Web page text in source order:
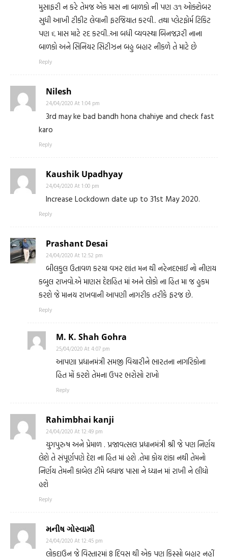
મુસાફરી ન કરે તેમજ એક માસ ના બાળકો ની પણ ૩૧ ઓક્ટોબર
સુધી આખી ટીકીટ લેવાની ફરજિયાત કરવી.. તથા પ્લેટફોર્મ ટિકિટ
પણ ૬ માસ માટે રદ કરવી..આ બધી વ્યવસ્થા બિનજરૂરી નાના
બાળકો અને સિનિયર સિટીઝન બહુ બહાર નીકળે તે માટે છે
Reply
Nilesh
24/04/2020 At 1:04 pm
3rd may ke bad bandh hona chahiye and check fast
karo
Reply
Kaushik Upadhyay
24/04/2020 At 1:00 pm
Increase Lockdown date up to 31st May 2020.
Reply
Prashant Desai
24/04/2020 At 12:52 pm
બીલકુલ ઉતાવળ કરયા વઞર શાંત મન થી નરેનદભાઈ નો નીણય
કબુલ રાખવો.એ માણસ દેશહિત માં અને લોકો ના હિત મા જ હુકમ
કરશે જે માનય રાખવાની આપણી નાગરીક તરીકે ફરજ છે.
Reply
M. K. Shah Gohra
25/04/2020 At 4:07 pm
આપણા પ્રધાનમંત્રી સમજી વિચારીને ભારતના નાગરિકોના
હિત મોં કરશે તેમના ઉપર ભરોસો રાખો
Reply
Rahimbhai kanji
24/04/2020 At 12:49 pm
યુગપુરુષ અને પ્રેમાળ . પ્રજાવત્સલ પ્રધાનમંત્રી શ્રી જે પણ નિર્ણય
લેશે તે સંપૂર્ણપણે દેશ ના હિત માં હશે .તેમા કોય શંકા નથી તેમનો
નિર્ણય તેમની કાબેલ ટીમે બધાજ પાસા ને ધ્યાન માં રાખી ને લીધો
હશે
Reply
મનીષ ગોસ્વામી
24/04/2020 At 12:45 pm
લોકદાઉન જે વિસ્તારમાં 8 દિવસ થી એક પણ કિસ્સો બહાર નહીં